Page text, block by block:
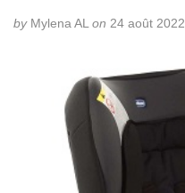
byMylena ALon 24 août 2022